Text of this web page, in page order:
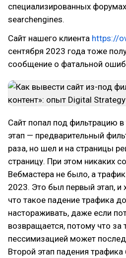
специализированных
searchengines.
Сайт нашего клиента https://
сентября 2023 года тоже
сообщение о фатальной
Сайт попал под фильтрацию в
этап — предварительный
раза, но шел и на страницы
страницу. При этом никаких
Вебмастера не было, а
2023. Это был первый этап, и
что такое падение трафика
настораживать, даже если
возвращается, потому что за
пессимизацией может
Второй этап падения